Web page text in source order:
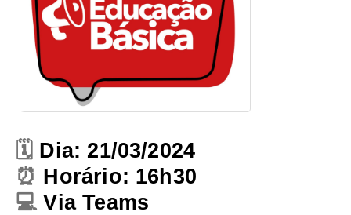
🗓️ Dia: 21/03/2024
⏰ Horário: 16h30
💻 Via Teams